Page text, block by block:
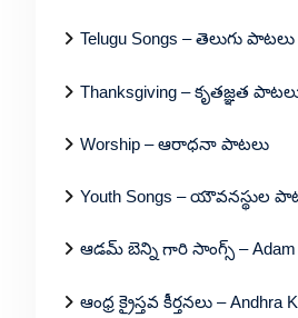
Telugu Songs – తెలుగు పాటలు
Thanksgiving – కృతజ్ఞత
Worship – ఆరాధనా పాటలు
Youth Songs – యౌవనస్థుల
ఆడమ్ బెన్ని గారి సాంగ్స్ – Adam
ఆంధ్ర క్రైస్తవ కీర్తనలు – Andhra